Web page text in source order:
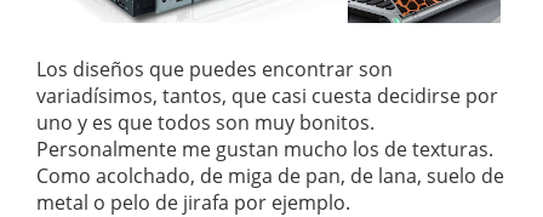
Los diseños que puedes encontrar son
variadísimos, tantos, que casi cuesta decidirse por
uno y es que todos son muy bonitos.
Personalmente me gustan mucho los de texturas.
Como acolchado, de miga de pan, de lana, suelo de
metal o pelo de jirafa por ejemplo.